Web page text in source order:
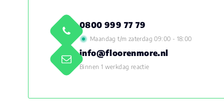
0800 999 77 79
Maandag t/m zaterdag 09:00 - 18:00
info@floorenmore.nl
Binnen 1 werkdag reactie